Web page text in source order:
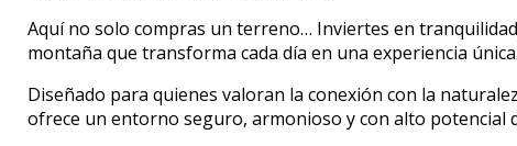
Aquí no solo compras un terreno… Inviertes en
montaña que transforma cada día en una experiencia única.
Diseñado para quienes valoran la conexión con la
ofrece un entorno seguro, armonioso y con alto potencial